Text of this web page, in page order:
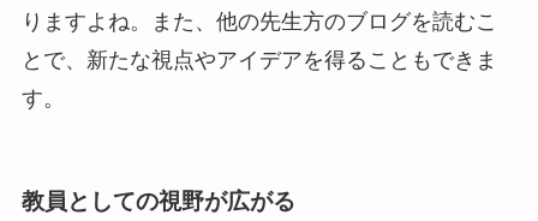
りますよね。また、他の先生方のブログを読むこ
とで、新たな視点やアイデアを得ることもできま
す。
教員としての視野が広がる